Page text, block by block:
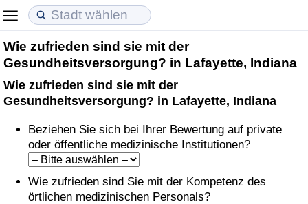
Wie zufrieden sind sie mit der
Gesundheitsversorgung? in Lafayette, Indiana
Wie zufrieden sind sie mit der
Gesundheitsversorgung? in Lafayette, Indiana
Beziehen Sie sich bei Ihrer Bewertung auf private
oder öffentliche medizinische Institutionen?
Wie zufrieden sind Sie mit der Kompetenz des
örtlichen medizinischen Personals?
Lebenshaltungskosten
Lebenshaltungskosten-Index (aktuell)
Lebenshaltungskosten-Index
Lebenshaltungskosten-Index nach Land
in Akaba
Immobilienpreise
Immobilienpreis-Index (aktuell)
Immobilienpreis-Index
Immobilienpreis-Index nach Land
Lebensqualität
Lebensqualität-Index
Lebensqualität-Index (aktuell)
Lebensqualitätsindex nach Land
Kriminalität